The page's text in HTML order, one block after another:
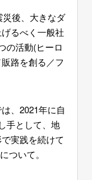
災後、大きなダ
るべく一般社
の活動(ヒーロ
路を創る／フ
、2021年に自
手として、地
実践を続けて
ついて。